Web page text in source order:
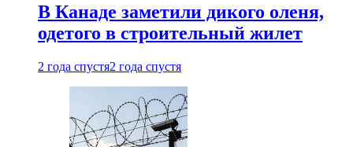
В Канаде заметили дикого оленя,
одетого в строительный жилет
2 года спустя2 года спустя